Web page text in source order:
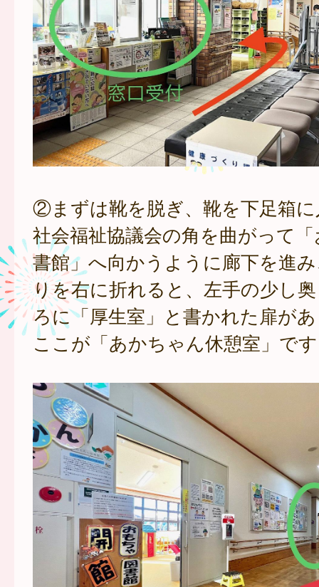
②まずは靴を脱ぎ、靴を下足箱
社会福祉協議会の角を曲がって
書館」へ向かうように廊下を進
りを右に折れると、左手の少し
ろに「厚生室」と書かれた扉が
ここが「あかちゃん休憩室」で